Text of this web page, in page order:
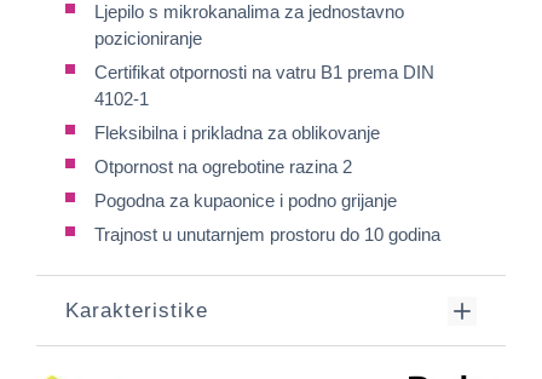
Ljepilo s mikrokanalima za jednostavno
pozicioniranje
Certifikat otpornosti na vatru B1 prema DIN
4102-1
Fleksibilna i prikladna za oblikovanje
Otpornost na ogrebotine razina 2
Pogodna za kupaonice i podno grijanje
Trajnost u unutarnjem prostoru do 10 godina
Karakteristike